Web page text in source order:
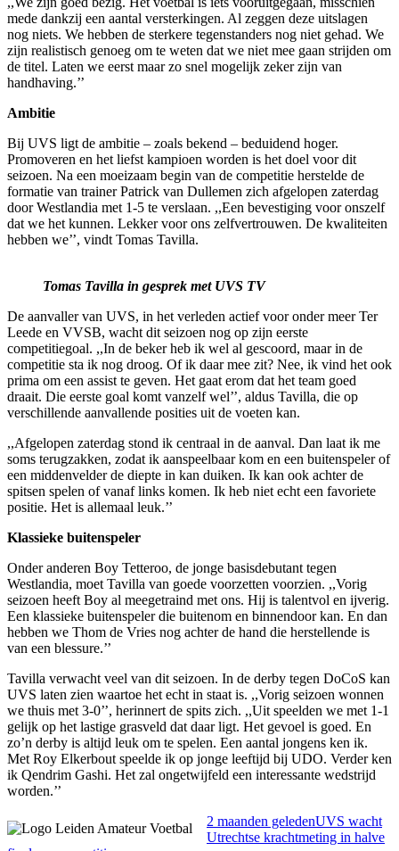
mede dankzij een aantal versterkingen. Al zeggen deze uitslagen
nog niets. We hebben de sterkere tegenstanders nog niet gehad. We
zijn realistisch genoeg om te weten dat we niet mee gaan strijden om
de titel. Laten we eerst maar zo snel mogelijk zeker zijn van
handhaving.’’
Ambitie
Bij UVS ligt de ambitie – zoals bekend – beduidend hoger.
Promoveren en het liefst kampioen worden is het doel voor dit
seizoen. Na een moeizaam begin van de competitie herstelde de
formatie van trainer Patrick van Dullemen zich afgelopen zaterdag
door Westlandia met 1-5 te verslaan. ,,Een bevestiging voor onszelf
dat we het kunnen. Lekker voor ons zelfvertrouwen. De kwaliteiten
hebben we’’, vindt Tomas Tavilla.
Tomas Tavilla in gesprek met UVS TV
De aanvaller van UVS, in het verleden actief voor onder meer Ter
Leede en VVSB, wacht dit seizoen nog op zijn eerste
competitiegoal. ,,In de beker heb ik wel al gescoord, maar in de
competitie sta ik nog droog. Of ik daar mee zit? Nee, ik vind het ook
prima om een assist te geven. Het gaat erom dat het team goed
draait. Die eerste goal komt vanzelf wel’’, aldus Tavilla, die op
verschillende aanvallende posities uit de voeten kan.
,,Afgelopen zaterdag stond ik centraal in de aanval. Dan laat ik me
soms terugzakken, zodat ik aanspeelbaar kom en een buitenspeler of
een middenvelder de diepte in kan duiken. Ik kan ook achter de
spitsen spelen of vanaf links komen. Ik heb niet echt een favoriete
positie. Het is allemaal leuk.’’
Klassieke buitenspeler
Onder anderen Boy Tetteroo, de jonge basisdebutant tegen
Westlandia, moet Tavilla van goede voorzetten voorzien. ,,Vorig
seizoen heeft Boy al meegetraind met ons. Hij is talentvol en ijverig.
Een klassieke buitenspeler die buitenom en binnendoor kan. En dan
hebben we Thom de Vries nog achter de hand die herstellende is
van een blessure.’’
Tavilla verwacht veel van dit seizoen. In de derby tegen DoCoS kan
UVS laten zien waartoe het echt in staat is. ,,Vorig seizoen wonnen
we thuis met 3-0’’, herinnert de spits zich. ,,Uit speelden we met 1-1
gelijk op het lastige grasveld dat daar ligt. Het gevoel is goed. En
zo’n derby is altijd leuk om te spelen. Een aantal jongens ken ik.
Met Roy Elkerbout speelde ik op jonge leeftijd bij UDO. Verder ken
ik Qendrim Gashi. Het zal ongetwijfeld een interessante wedstrijd
worden.’’
2 maanden geledenUVS wacht
Utrechtse krachtmeting in halve